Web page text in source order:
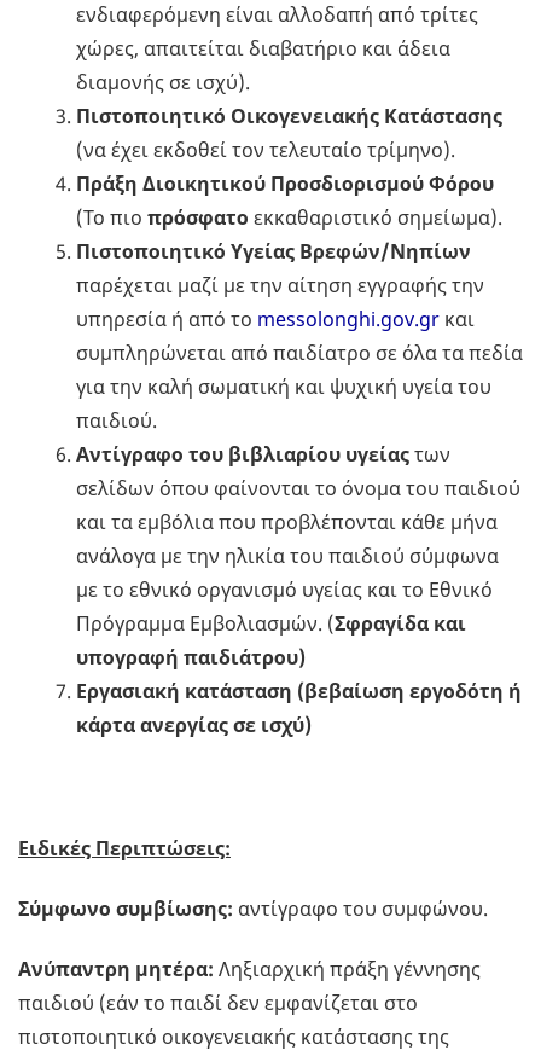
ενδιαφερόμενη είναι αλλοδαπή από τρίτες
χώρες, απαιτείται διαβατήριο και άδεια
διαμονής σε ισχύ).
Πιστοποιητικό Οικογενειακής Κατάστασης
(να έχει εκδοθεί τον τελευταίο τρίμηνο).
Πράξη Διοικητικού Προσδιορισμού Φόρου
(Το πιο πρόσφατο εκκαθαριστικό σημείωμα).
Πιστοποιητικό Υγείας Βρεφών/Νηπίων
παρέχεται μαζί με την αίτηση εγγραφής την
υπηρεσία ή από το messolonghi.gov.gr και
συμπληρώνεται από παιδίατρο σε όλα τα πεδία
για την καλή σωματική και ψυχική υγεία του
παιδιού.
Αντίγραφο του βιβλιαρίου υγείαςτων
σελίδων όπου φαίνονται το όνομα του παιδιού
και τα εμβόλια που προβλέπονται κάθε μήνα
ανάλογα με την ηλικία του παιδιού σύμφωνα
με το εθνικό οργανισμό υγείας και το Εθνικό
Πρόγραμμα Εμβολιασμών. (Σφραγίδα και
υπογραφή παιδιάτρου)
Εργασιακή κατάσταση (βεβαίωση εργοδότη ή
κάρτα ανεργίας σε ισχύ)
Ειδικές Περιπτώσεις:
Σύμφωνο συμβίωσης: αντίγραφο του συμφώνου.
Ανύπαντρη μητέρα: Ληξιαρχική πράξη γέννησης
παιδιού (εάν το παιδί δεν εμφανίζεται στο
πιστοποιητικό οικογενειακής κατάστασης της